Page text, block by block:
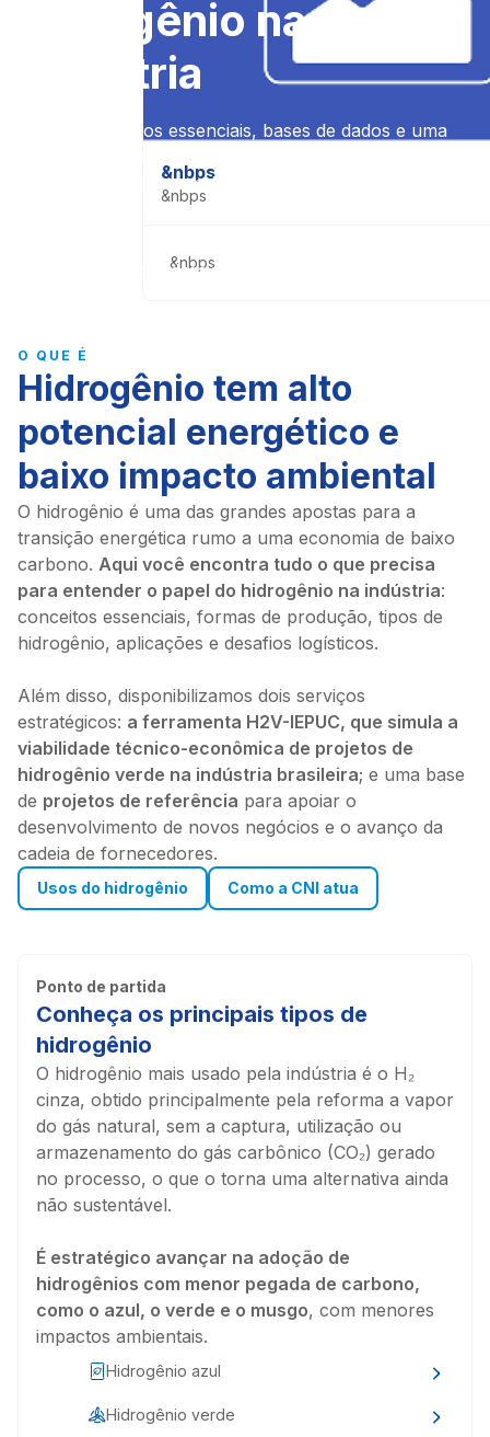
&nbps
&nbps
&nbps
hidrogênio na
indústria
Acesse conceitos essenciais, bases de dados e uma
planejar e fazer a transição energética na sua
empresa ou entrar no mercado de hidrogênio.
Acesse a calculadora de
O QUE É
Hidrogênio tem alto
potencial energético e
baixo impacto ambiental
O hidrogênio é uma das grandes apostas para a
transição energética rumo a uma economia de baixo
carbono. Aqui você encontra tudo o que precisa
para entender o papel do hidrogênio na indústria:
conceitos essenciais, formas de produção, tipos de
hidrogênio, aplicações e desafios logísticos.
Além disso, disponibilizamos dois serviços
estratégicos: a ferramenta H2V-IEPUC, que simula a
viabilidade técnico-econômica de projetos de
hidrogênio verde na indústria brasileira; e uma base
de projetos de referência para apoiar o
desenvolvimento de novos negócios e o avanço da
cadeia de fornecedores.
Usos do hidrogênio Como a CNI atua
Ponto de partida
Conheça os principais tipos de
hidrogênio
O hidrogênio mais usado pela indústria é o H₂
cinza, obtido principalmente pela reforma a vapor
do gás natural, sem a captura, utilização ou
armazenamento do gás carbônico (CO₂) gerado
no processo, o que o torna uma alternativa ainda
não sustentável.
É estratégico avançar na adoção de
hidrogênios com menor pegada de carbono,
como o azul, o verde e o musgo, com menores
impactos ambientais.
Hidrogênio azul
Hidrogênio verde